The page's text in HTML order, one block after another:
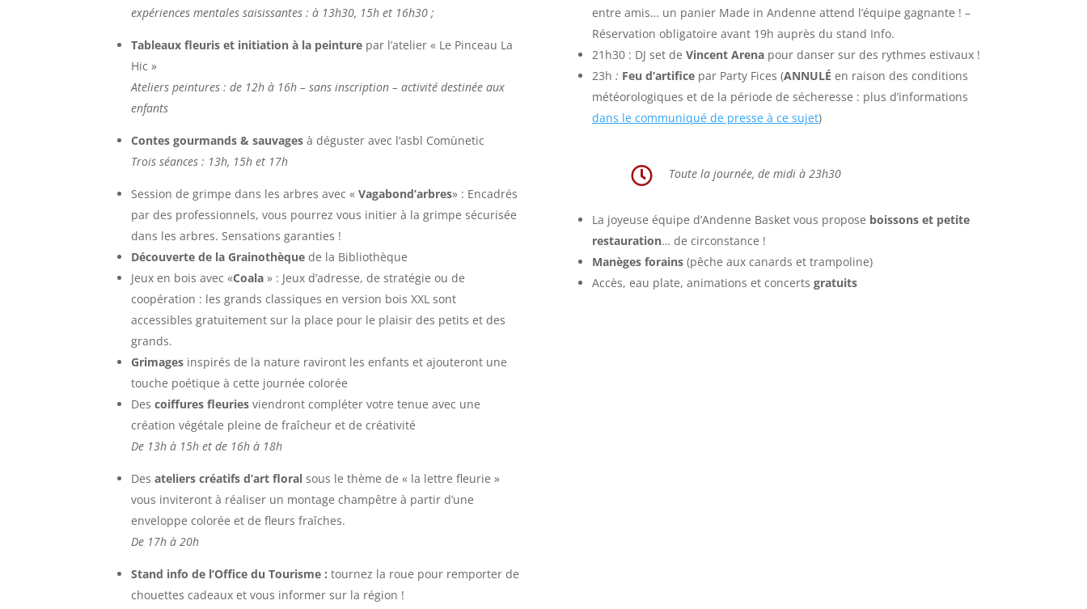
expériences mentales saisissantes : à 13h30, 15h et 16h30 ;
Tableaux fleuris et initiation à la peinture par l’atelier « Le Pinceau La
Hic »
Ateliers peintures : de 12h à 16h – sans inscription – activité destinée aux
enfants
Contes gourmands & sauvages à déguster avec l’asbl Comùnetic
Trois séances : 13h, 15h et 17h
Session de grimpe dans les arbres avec « Vagabond’arbres» : Encadrés
par des professionnels, vous pourrez vous initier à la grimpe sécurisée
dans les arbres. Sensations garanties !
Découverte de la Grainothèque de la Bibliothèque
Jeux en bois avec «Coala » : Jeux d’adresse, de stratégie ou de
coopération : les grands classiques en version bois XXL sont
accessibles gratuitement sur la place pour le plaisir des petits et des
grands.
Grimages inspirés de la nature raviront les enfants et ajouteront une
touche poétique à cette journée colorée
Des coiffures fleuries viendront compléter votre tenue avec une
création végétale pleine de fraîcheur et de créativité
De 13h à 15h et de 16h à 18h
Des ateliers créatifs d’art floral sous le thème de « la lettre fleurie »
vous inviteront à réaliser un montage champêtre à partir d’une
enveloppe colorée et de fleurs fraîches.
De 17h à 20h
Stand info de l’Office du Tourisme : tournez la roue pour remporter de
chouettes cadeaux et vous informer sur la région !
entre amis… un panier Made in Andenne attend l’équipe gagnante ! –
Réservation obligatoire avant 19h auprès du stand Info.
21h30 : DJ set de Vincent Arenapour danser sur des rythmes estivaux !
23h : Feu d’artificepar Party Fices (ANNULÉ en raison des conditions
météorologiques et de la période de sécheresse : plus d’informations
dans le communiqué de presse à ce sujet)
 Toute la journée, de midi à 23h30
La joyeuse équipe d’Andenne Basket vous propose boissons et petite
restauration… de circonstance !
Manèges forains(pêche aux canards et trampoline)
Accès, eau plate, animations et concerts gratuits